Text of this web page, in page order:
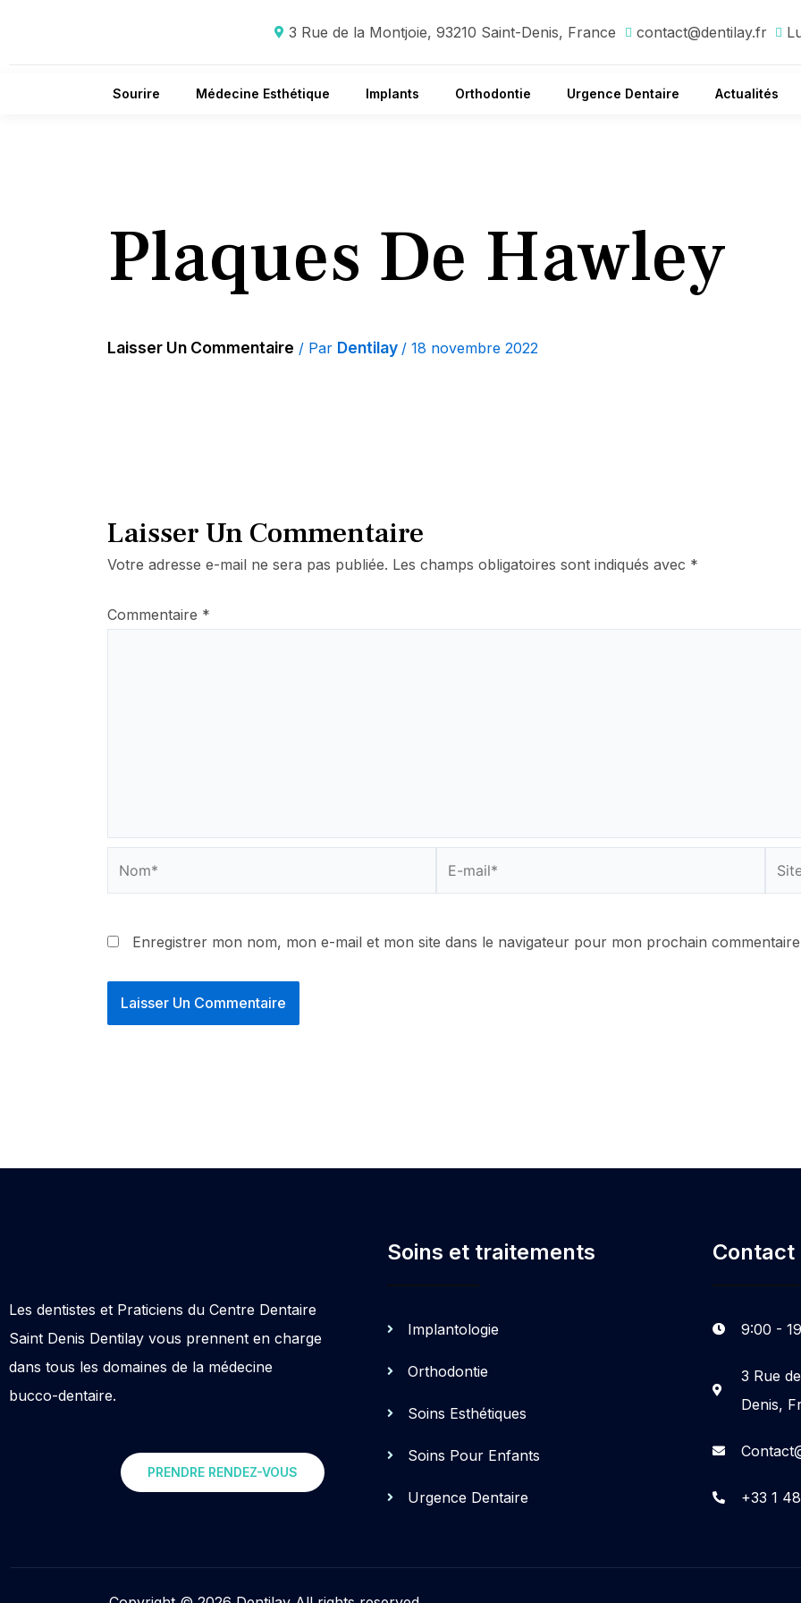
3 Rue de la Montjoie, 93210 Saint-Denis, France contact@dentilay.fr
Sourire Médecine Esthétique Implants Orthodontie Urgence Dentaire Actualités
Plaques De Hawley
Laisser Un Commentaire / Par Dentilay / 18 novembre 2022
Laisser Un Commentaire
Votre adresse e-mail ne sera pas publiée. Les champs obligatoires sont indiqués avec *
Commentaire *
Nom*
E-
mail*
Site
Enregistrer mon nom, mon e-mail et mon site dans le navigateur pour mon prochain
Les dentistes et Praticiens du Centre Dentaire
Saint Denis Dentilay vous prennent en charge
dans tous les domaines de la médecine
bucco-dentaire.
PRENDRE RENDEZ-VOUS
Soins et traitements
Implantologie
Orthodontie
Soins Esthétiques
Soins Pour Enfants
Urgence Dentaire
Contact
9:00 -
3 Rue
Denis,
+33 1